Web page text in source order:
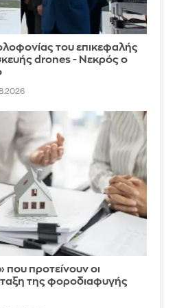
του επικεφαλής
drones - Νεκρός ο
που προτείνουν οι
της φοροδιαφυγής